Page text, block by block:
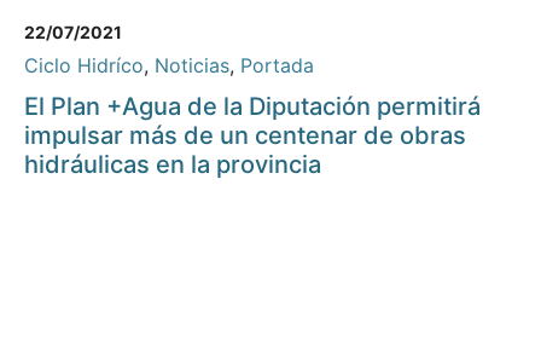
22/07/2021
Ciclo Hidríco, Noticias, Portada
El Plan +Agua de la Diputación permitirá
impulsar más de un centenar de obras
hidráulicas en la provincia